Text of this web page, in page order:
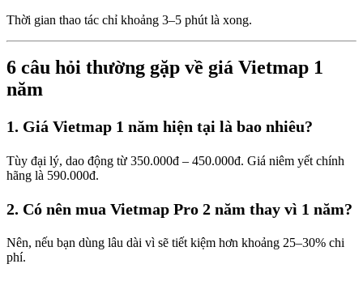
Thời gian thao tác chỉ khoảng 3–5 phút là xong.
6 câu hỏi thường gặp về giá Vietmap 1
năm
1. Giá Vietmap 1 năm hiện tại là bao nhiêu?
Tùy đại lý, dao động từ 350.000đ – 450.000đ. Giá niêm yết chính
hãng là 590.000đ.
2. Có nên mua Vietmap Pro 2 năm thay vì 1 năm?
Nên, nếu bạn dùng lâu dài vì sẽ tiết kiệm hơn khoảng 25–30% chi
phí.